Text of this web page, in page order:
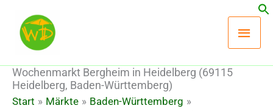
Inhalt
springen
Wochenmarkt Bergheim in Heidelberg (69115
Heidelberg, Baden-Württemberg)
Start Märkte
Baden-Württemberg